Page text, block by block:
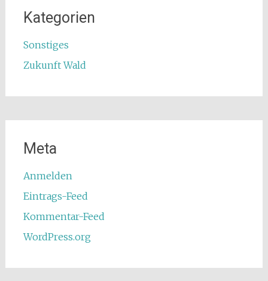
Kategorien
Sonstiges
Zukunft Wald
Meta
Anmelden
Eintrags-Feed
Kommentar-Feed
WordPress.org